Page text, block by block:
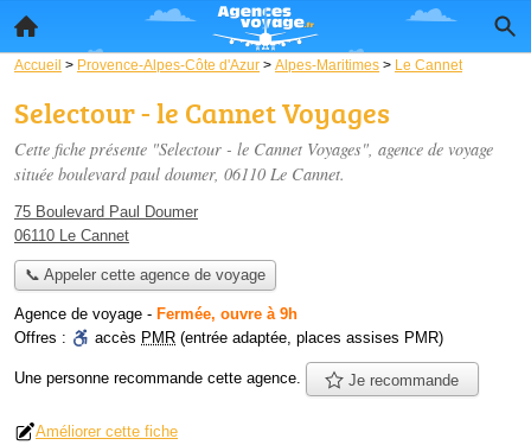
Accueil > Provence-Alpes-Côte d'Azur > Alpes-Maritimes > Le Cannet
Selectour - le Cannet Voyages
Cette fiche présente "Selectour - le Cannet Voyages", agence de voyage
située boulevard paul doumer, 06110 Le Cannet.
75 Boulevard Paul Doumer
06110 Le Cannet
📞 Appeler cette agence de voyage
Agence de voyage - Fermée, ouvre à 9h
Offres :
accès PMR (entrée adaptée, places assises PMR)
Une personne recommande cette agence. Je recommande
Améliorer cette fiche